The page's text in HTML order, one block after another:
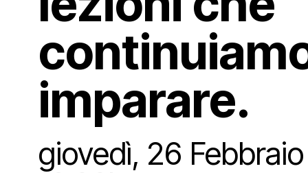
Lo
Art
imparare.
giovedì, 26 Febbraio